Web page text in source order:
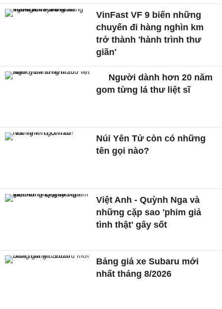
VinFast VF 9 biến những
chuyến đi hàng nghìn km
trở thành 'hành trình thư
giãn'
Người dành hơn 20 năm
gom từng lá thư liệt sĩ
Núi Yên Tử còn có những
tên gọi nào?
Việt Anh - Quỳnh Nga và
những cặp sao 'phim giả
tình thật' gây sốt
Bảng giá xe Subaru mới
nhất tháng 8/2026